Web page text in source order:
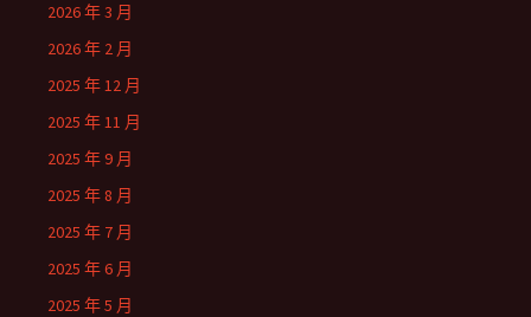
2026 年 3 月
2026 年 2 月
2025 年 12 月
2025 年 11 月
2025 年 9 月
2025 年 8 月
2025 年 7 月
2025 年 6 月
2025 年 5 月